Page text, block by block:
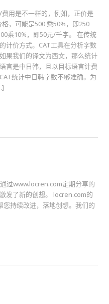
用是不一样的，例如，正价是
，可能是500 乘50%，即250
乘10%，即50元/千字。 在传统
计价方式。CAT工具在分析字数
果我们的译文为西文，那么统计
言是中日韩，且以目标语言计费
统计中日韩字数不够准确。为
过www.locren.com定期分享的
发了新的创想。 locren.com的
持续改进，落地创想。我们的